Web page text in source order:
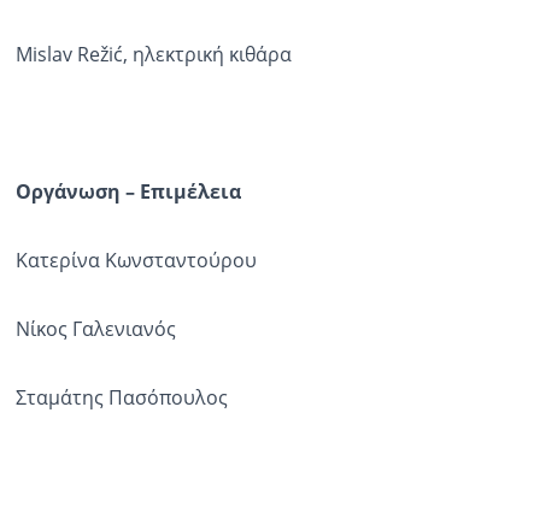
Mislav Režić, ηλεκτρική κιθάρα
Οργάνωση – Επιμέλεια
Κατερίνα Κωνσταντούρου
Νίκος Γαλενιανός
Σταμάτης Πασόπουλος